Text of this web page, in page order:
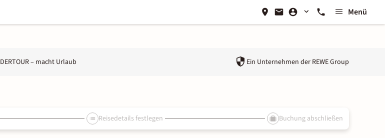
Menü
DERTOUR – macht Urlaub Ein Unternehmen der REWE Group
Reisedetails festlegen Buchung abschließen